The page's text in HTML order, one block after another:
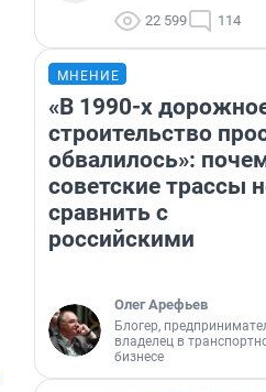
22 599 114
МНЕНИЕ
«В 1990-х
строительство
обвалилось»:
советские трассы
сравнить с
российскими
Олег Арефьев
Блогер,
владелец в
бизнесе